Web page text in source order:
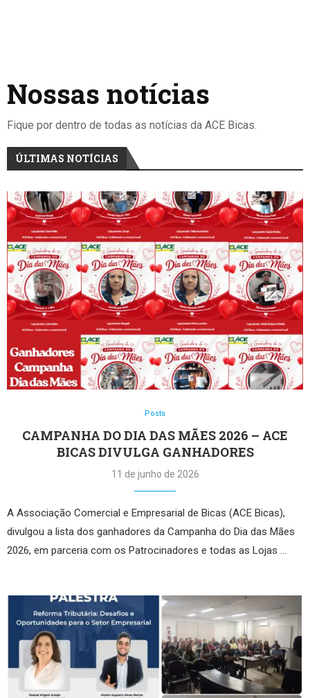
Nossas notícias
Fique por dentro de todas as notícias da ACE Bicas.
ÚLTIMAS NOTÍCIAS
Posts
CAMPANHA DO DIA DAS MÃES 2026 – ACE
BICAS DIVULGA GANHADORES
11 de junho de 2026
A Associação Comercial e Empresarial de Bicas (ACE Bicas),
divulgou a lista dos ganhadores da Campanha do Dia das Mães
2026, em parceria com os Patrocinadores e todas as Lojas …